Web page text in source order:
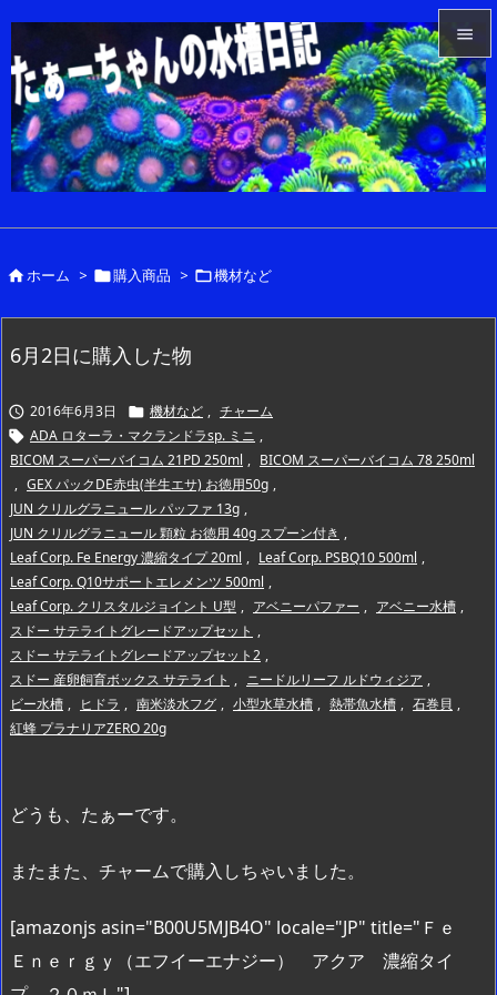


メニュ

サイド


ホーム > 購入商品 > 機材など
6月2日に購入した物
 2016年6月3日  機材など , チャーム
 ADA ロターラ・マクランドラsp. ミニ ,
BICOM スーパーバイコム 21PD 250ml , BICOM スーパーバイコム 78 250ml
, GEX パックDE赤虫(半生エサ) お徳用50g ,
JUN クリルグラニュール パッファ 13g ,
JUN クリルグラニュール 顆粒 お徳用 40g スプーン付き ,
Leaf Corp. Fe Energy 濃縮タイプ 20ml , Leaf Corp. PSBQ10 500ml ,
Leaf Corp. Q10サポートエレメンツ 500ml ,
Leaf Corp. クリスタルジョイント U型 , アベニーパファー , アベニー水槽 ,
スドー サテライトグレードアップセット ,
スドー サテライトグレードアップセット2 ,
スドー 産卵飼育ボックス サテライト , ニードルリーフ ルドウィジア ,
ビー水槽 , ヒドラ , 南米淡水フグ , 小型水草水槽 , 熱帯魚水槽 , 石巻貝 ,
紅蜂 プラナリアZERO 20g
どうも、たぁーです。
またまた、チャームで購入しちゃいました。
[amazonjs asin="B00U5MJB4O" locale="JP" title="Ｆｅ
Ｅｎｅｒｇｙ（エフイーエナジー） アクア 濃縮タイ